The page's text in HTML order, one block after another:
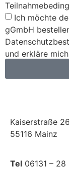
Ich möchte
gGmbH
und erkläre
Kaiserstraße
55116 Mainz
Tel 06131 –